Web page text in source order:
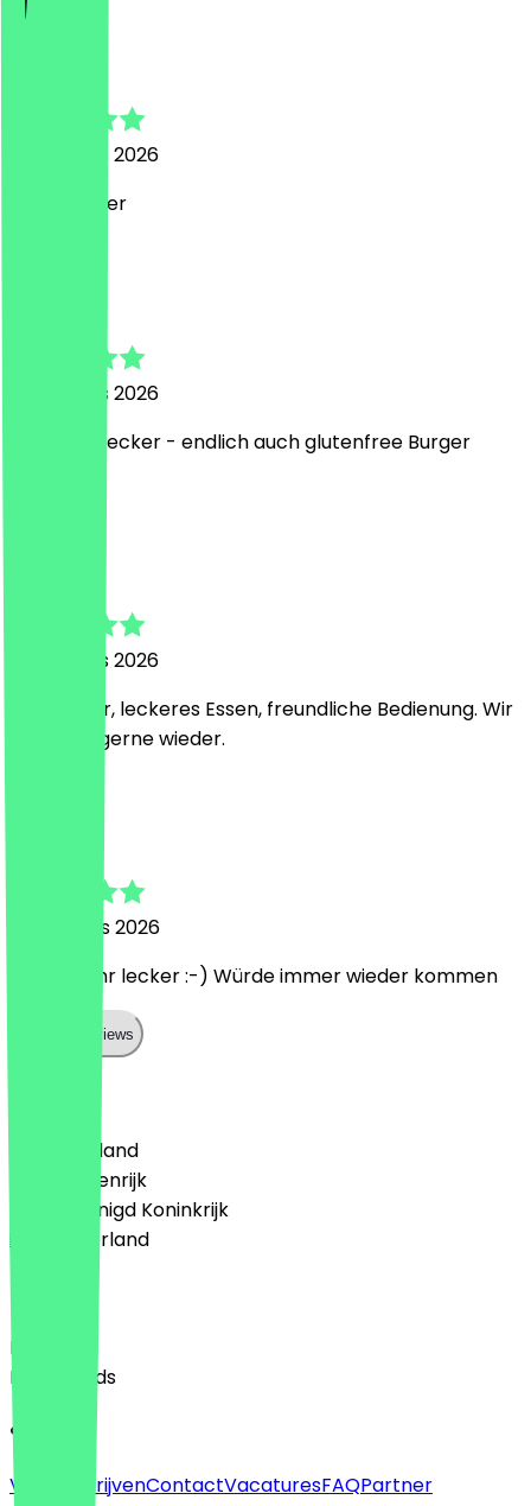
7 augustus 2026
super lecker
6 augustus 2026
War echt lecker - endlich auch glutenfree Burger
5 augustus 2026
Alles super, leckeres Essen, freundliche Bedienung. Wir
kommen gerne wieder.
4 augustus 2026
Es war sehr lecker :-) Würde immer wieder kommen
Show all reviews
🇩🇪 Duitsland
🇦🇹 Oostenrijk
🇬🇧 Verenigd Koninkrijk
🇳🇱 Nederland
English
Nederlands
Over
Voor bedrijvenContactVacaturesFAQPartner